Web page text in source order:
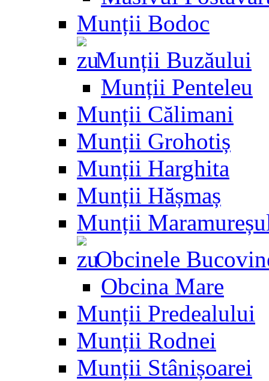
Munții Bodoc
Munții Buzăului
Munții Penteleu
Munții Călimani
Munții Grohotiș
Munții Harghita
Munții Hășmaș
Munții
Obcinele
Obcina Mare
Munții Predealului
Munții Rodnei
Munții Stânișoarei